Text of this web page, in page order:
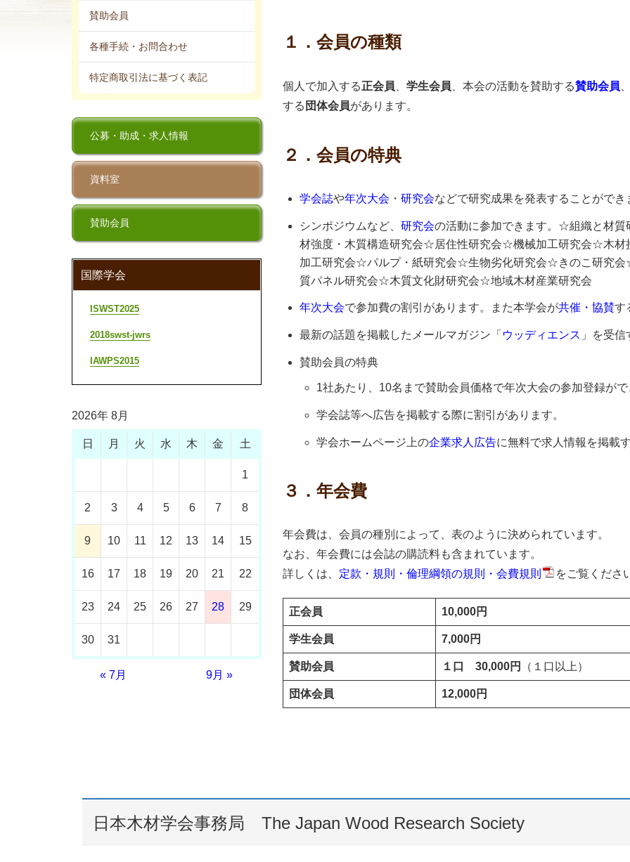
１．会員の種類
個人で加入する正会員 学生会員 、本会の活動を賛助する賛助会員
する 団体会員があります。
２．会員の特典
学会誌や年次大会 ・ 研究会などで研究成果を発表することができ
シンポジウムなど、 研究会の活動に参加できます。☆組織と材
材強度・木質構造研究会☆居住性研究会☆機械加工研究会☆木
加工研究会☆パルプ・紙研究会☆生物劣化研究会☆きのこ研究
質パネル研究会☆木質文化財研究会☆地域木材産業研究会
年次大会で参加費の割引があります。また本学会が共催・協賛す
最新の話題を掲載したメールマガジン「 ウッディエンス 」を受
賛助会員の特典
1社あたり、10名まで賛助会員価格で年次大会の参加登録が
学会誌等へ広告を掲載する際に割引があります。
学会ホームページ上の企業求人広告に無料で求人情報を掲載
３．年会費
年会費は、会員の種別によって、表のように決められています。
なお、年会費には会誌の購読料も含まれています。
詳しくは、 定款・規則・倫理綱領の規則・会費規則 をご覧くださ
正会員 10,000円
学生会員 7,000円
賛助会員 １口 30,000円 （１口以上）
団体会員 12,000円
賛助会員
各種手続・お問合わせ
特定商取引法に基づく表記
公募・助成・求人情報
資料室
賛助会員
国際学会
ISWST2025
2018swst-jwrs
IAWPS2015
2026年 8月
日 月 火 水 木 金 土
1
2 3 4 5 6 7 8
9 10 11 12 13 14 15
16 17 18 19 20 21 22
23 24 25 26 27 28 29
30 31
« 7月 9月 »
日本木材学会事務局 The Japan Wood Research Society